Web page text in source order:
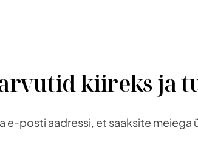
kiireks ja
e-posti aadressi, et saaksite meiega